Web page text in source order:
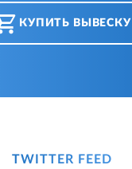
КУПИТЬ ВЫВЕСКУ
TWITTER FEED